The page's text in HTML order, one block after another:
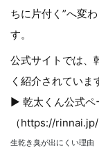
ちに片付く”へ変
す。
公式サイトでは、
く紹介されていま
▶︎ 乾太くん公式ペ
（https://rinnai.jp/
生乾き臭が出にくい理由